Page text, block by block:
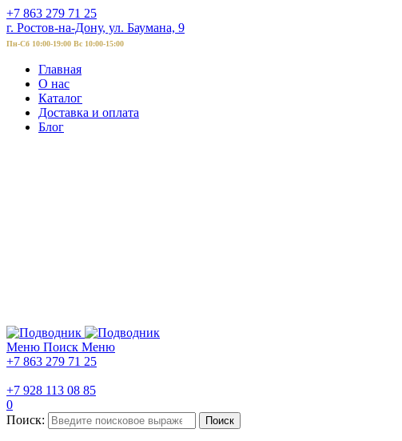
+7 863 279 71 25
г. Ростов-на-Дону, ул. Баумана, 9
Пн-Сб 10:00-19:00 Вс 10:00-15:00
Главная
О нас
Каталог
Доставка и оплата
Блог
Меню Поиск Меню
+7 863 279 71 25
+7 928 113 08 85
0
Поиск:
Поиск